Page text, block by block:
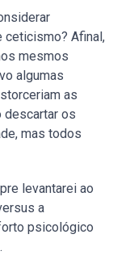
ceticismo? Afinal,
mesmos
algumas
as
descartar os
mas todos
levantarei ao
a
psicológico